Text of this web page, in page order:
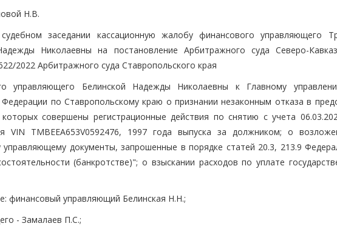
Н.В.
заседании кассационную жалобу финансового управляющего
Николаевны на постановление Арбитражного суда Северо-
2022 Арбитражного суда Ставропольского края
управляющего Белинской Надежды Николаевны к Главному
по Ставропольскому краю о признании незаконным отказа в
совершены регистрационные действия по снятию с учета
TMBEEA653V0592476, 1997 года выпуска за должником; о
документы, запрошенные в порядке статей 20.3, 213.9
(банкротстве)"; о взыскании расходов по уплате
финансовый управляющий Белинская Н.Н.;
- Замалаев П.С.;